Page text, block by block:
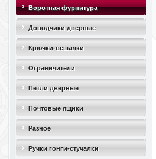
Воротная фурнитура
Доводчики дверные
Крючки-вешалки
Ограничители
дверные(стопоры)
Петли дверные
Почтовые ящики
Разное
Ручки гонги-стучалки